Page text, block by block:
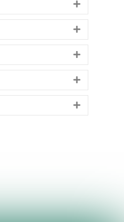
Utvid
Utvid
Utvid
Utvid
Utvid